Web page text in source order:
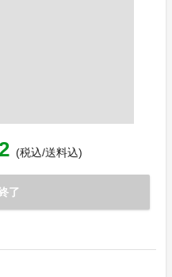
(税込/送料込)
了